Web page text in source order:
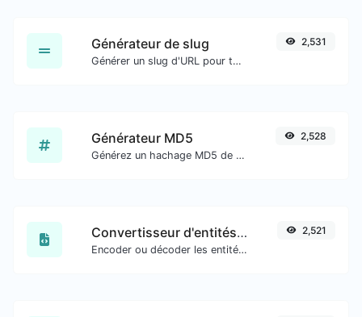
Générateur de slug
Générer un slug d'URL pour toute entrée de chaîne.
2,531
Générateur MD5
Générez un hachage MD5 de 32 caractères de longueur pour toute entrée de chaîne.
2,528
Convertisseur d'entités HTML
Encoder ou décoder les entités HTML pour toute entrée donnée.
2,521